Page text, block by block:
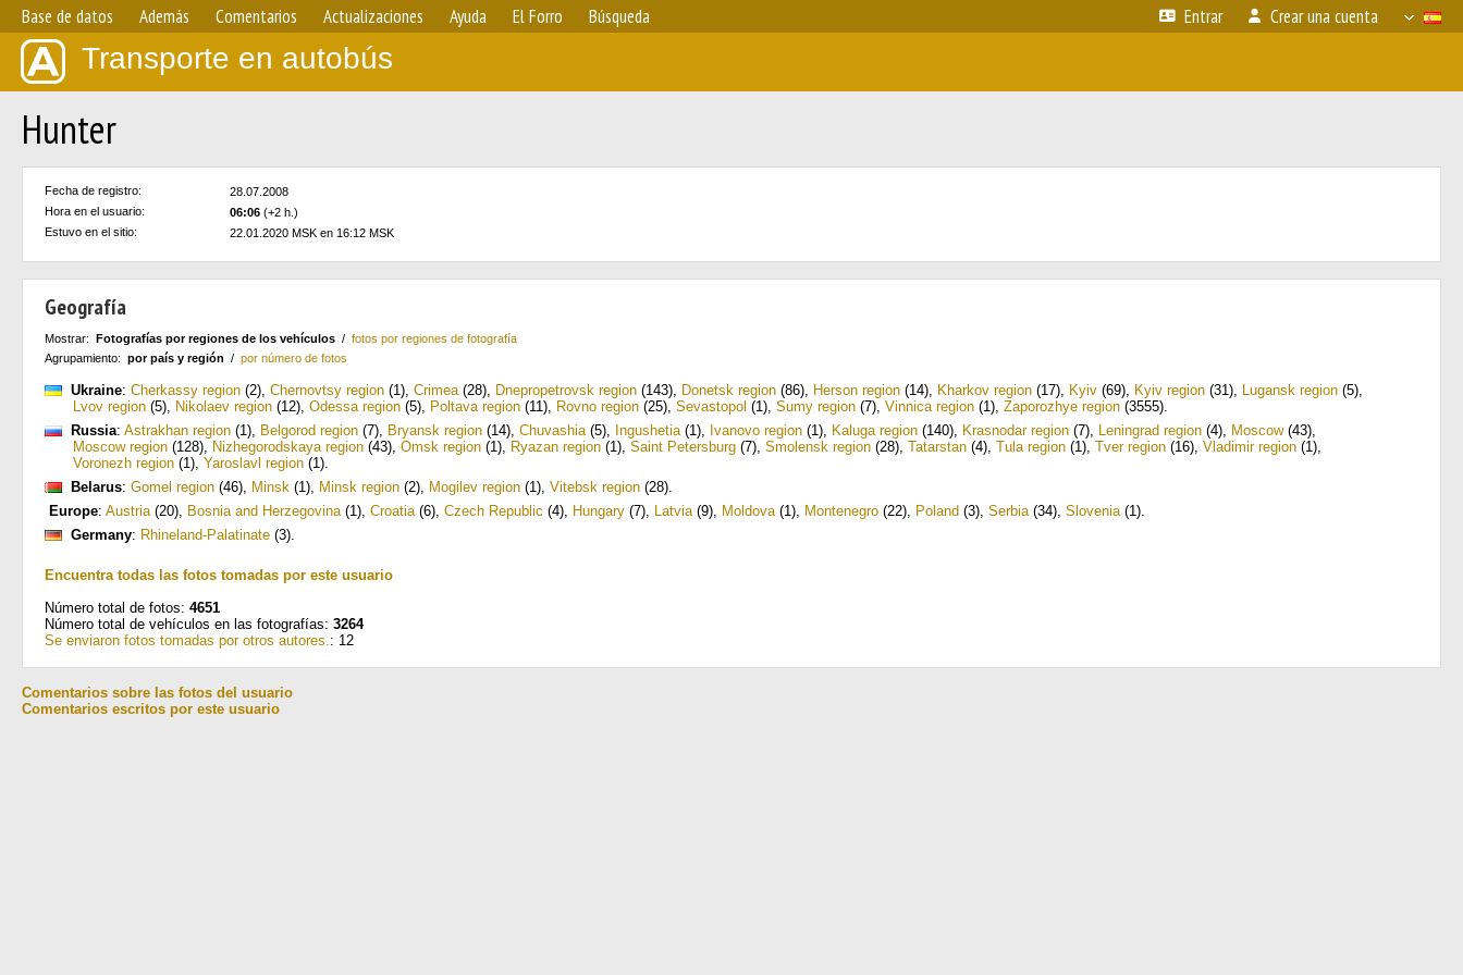
Base de datos Además Comentarios Actualizaciones Ayuda El Forro Búsqueda Entrar Crear una cuenta
Transporte en autobús
Hunter
Fecha de registro:
28.07.2008
Hora en el usuario:
06:06 (+2 h.)
Estuvo en el sitio:
22.01.2020 MSK en 16:12 MSK
Geografía
Mostrar: Fotografías por regiones de los vehículos / fotos por regiones de fotografía
Agrupamiento: por país y región / por número de fotos
Ukraine: Cherkassy region (2), Chernovtsy region (1), Crimea(28), Dnepropetrovsk region (143), Donetsk region (86), Herson region (14), Kharkov region (17), Kyiv (69), Kyiv region (31), Lugansk region (5),
Lvov region (5), Nikolaev region (12), Odessa region (5), Poltava region (11), Rovno region (25), Sevastopol (1), Sumy region (7), Vinnica region (1), Zaporozhye region (3555).
Russia: Astrakhan region (1), Belgorod region (7), Bryansk region (14), Chuvashia(5), Ingushetia(1), Ivanovo region (1), Kaluga region (140), Krasnodar region (7), Leningrad region (4), Moscow(43),
Moscow region (128), Nizhegorodskaya region (43), Omsk region (1), Ryazan region (1), Saint Petersburg (7), Smolensk region (28), Tatarstan (4), Tula region (1), Tver region (16), Vladimir region (1),
Voronezh region (1), Yaroslavl region (1).
Belarus: Gomel region (46), Minsk (1), Minsk region (2), Mogilev region (1), Vitebsk region (28).
Europe: Austria(20), Bosnia and Herzegovina(1), Croatia(6), Czech Republic (4), Hungary (7), Latvia(9), Moldova(1), Montenegro (22), Poland (3), Serbia(34), Slovenia(1).
Germany: Rhineland-Palatinate (3).
Encuentra todas las fotos tomadas por este usuario
Número total de fotos: 4651
Número total de vehículos en las fotografías: 3264
Se enviaron fotos tomadas por otros autores.: 12
Comentarios sobre las fotos del usuario
Comentarios escritos por este usuario